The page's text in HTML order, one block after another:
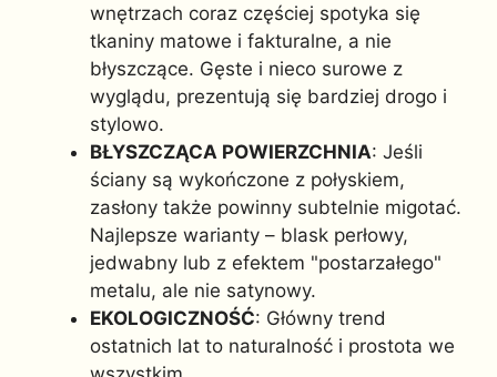
wnętrzach coraz częściej spotyka się
tkaniny matowe i fakturalne, a nie
błyszczące. Gęste i nieco surowe z
wyglądu, prezentują się bardziej drogo i
stylowo.
BŁYSZCZĄCA POWIERZCHNIA: Jeśli
ściany są wykończone z połyskiem,
zasłony także powinny subtelnie migotać.
Najlepsze warianty – blask perłowy,
jedwabny lub z efektem "postarzałego"
metalu, ale nie satynowy.
EKOLOGICZNOŚĆ: Główny trend
ostatnich lat to naturalność i prostota we